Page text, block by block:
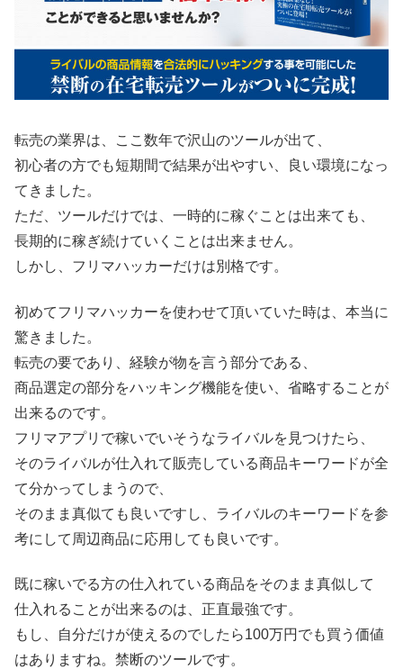
転売の業界は、ここ数年で沢山のツールが出て、
初心者の方でも短期間で結果が出やすい、良い環境になっ
てきました。
ただ、ツールだけでは、一時的に稼ぐことは出来ても、
長期的に稼ぎ続けていくことは出来ません。
しかし、フリマハッカーだけは別格です。
初めてフリマハッカーを使わせて頂いていた時は、本当に
驚きました。
転売の要であり、経験が物を言う部分である、
商品選定の部分をハッキング機能を使い、省略することが
出来るのです。
フリマアプリで稼いでいそうなライバルを見つけたら、
そのライバルが仕入れて販売している商品キーワードが全
て分かってしまうので、
そのまま真似ても良いですし、ライバルのキーワードを参
考にして周辺商品に応用しても良いです。
既に稼いでる方の仕入れている商品をそのまま真似して
仕入れることが出来るのは、正直最強です。
もし、自分だけが使えるのでしたら100万円でも買う価値
はありますね。禁断のツールです。